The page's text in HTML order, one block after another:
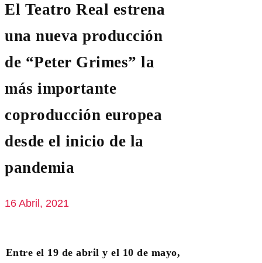
El Teatro Real estrena
una nueva producción
de “Peter Grimes” la
más importante
coproducción europea
desde el inicio de la
pandemia
16 Abril, 2021
Entre el 19 de abril y el 10 de mayo,